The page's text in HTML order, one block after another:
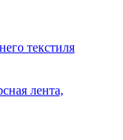
текстиля
лента,